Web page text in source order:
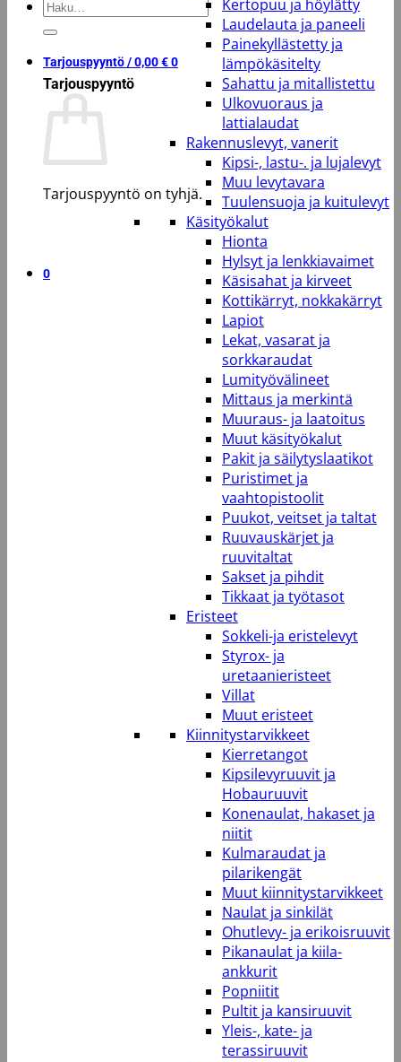
Etsi:
Tarjouspyyntö /0,00€0
Tarjouspyyntö
Tarjouspyyntö on tyhjä.
0
Kertopuu ja höylätty
Laudelauta ja paneeli
Painekyllästetty ja
lämpökäsitelty
Sahattu ja mitallistettu
Ulkovuoraus ja
lattialaudat
Rakennuslevyt, vanerit
Kipsi-, lastu-. ja lujalevyt
Muu levytavara
Tuulensuoja ja kuitulevyt
Käsityökalut
Hionta
Hylsyt ja lenkkiavaimet
Käsisahat ja kirveet
Kottikärryt, nokkakärryt
Lapiot
Lekat, vasarat ja
sorkkaraudat
Lumityövälineet
Mittaus ja merkintä
Muuraus- ja laatoitus
Muut käsityökalut
Pakit ja säilytyslaatikot
Puristimet ja
vaahtopistoolit
Puukot, veitset ja taltat
Ruuvauskärjet ja
ruuvitaltat
Sakset ja pihdit
Tikkaat ja työtasot
Eristeet
Sokkeli-ja eristelevyt
Styrox- ja
uretaanieristeet
Villat
Muut eristeet
Kiinnitystarvikkeet
Kierretangot
Kipsilevyruuvit ja
Hobauruuvit
Konenaulat, hakaset ja
niitit
Kulmaraudat ja
pilarikengät
Muut kiinnitystarvikkeet
Naulat ja sinkilät
Ohutlevy- ja erikoisruuvit
Pikanaulat ja kiila-
ankkurit
Popniitit
Pultit ja kansiruuvit
Yleis-, kate- ja
terassiruuvit